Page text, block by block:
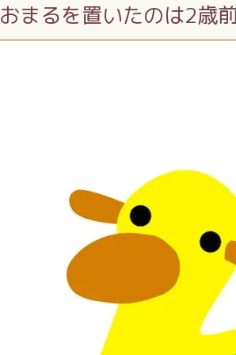
おまるを置いたのは2歳